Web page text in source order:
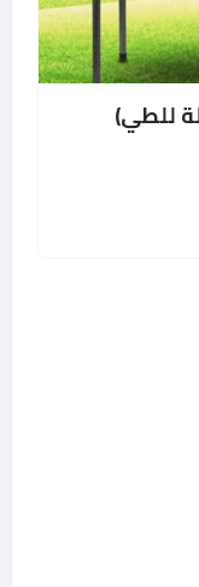
للطي)